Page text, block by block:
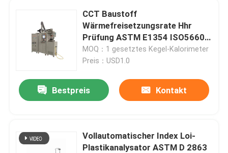
CCT Baustoff
Wärmefreisetzungsrate Hhr
Prüfung ASTM E1354 ISO5660
Kegelkalorimeter
MOQ：1 gesetztes Kegel-Kalorimeter
Preis：USD1.0
Bestpreis Kontakt
Vollautomatischer Index Loi-
Plastikanalysator ASTM D 2863